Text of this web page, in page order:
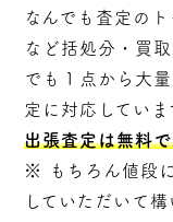
なんでも査定の
など括処分・ 買取
でも１点から大
定に対応していま
出張査定は無料
※ もちろん値段
していただいて構